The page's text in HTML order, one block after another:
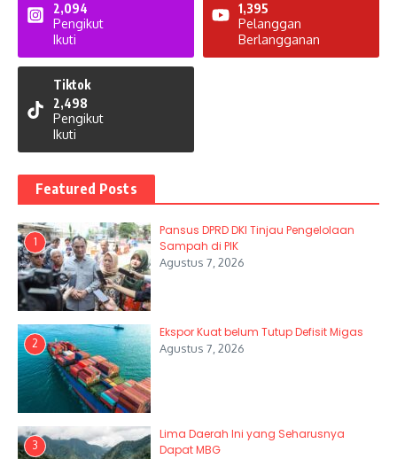
2,094
Pengikut
Ikuti
1,395
Pelanggan
Berlangganan
Tiktok
2,498
Pengikut
Ikuti
Featured Posts
1
Pansus DPRD DKI Tinjau Pengelolaan
Sampah di PIK
Agustus 7, 2026
2
Ekspor Kuat belum Tutup Defisit Migas
Agustus 7, 2026
3
Lima Daerah Ini yang Seharusnya
Dapat MBG